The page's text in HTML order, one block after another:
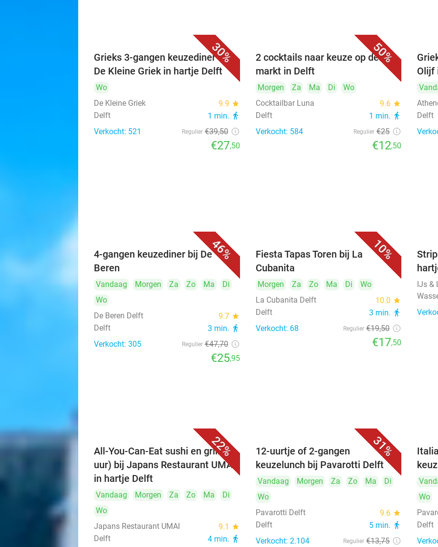
30%
Grieks 3-gangen keuzediner bij
De Kleine Griek in hartje Delft
Wo
De Kleine Griek
9.9 star
Delft 1 min. directions_walk
Verkocht: 521 Regulier €39,50
€27,50
50%
2 cocktails naar keuze op de
markt in Delft
Morgen Za Ma Di
Wo
Cocktailbar Luna
9.6 star
Delft 1 min. directions_walk
Verkocht: 584 Regulier €25
€12,50
Olijf
Delft
46%
4-gangen keuzediner bij De
Beren
Vandaag Morgen Za Zo Ma
Di
Wo
De Beren Delft
9.7 star
Delft 3 min. directions_walk
Verkocht: 305 Regulier €47,70
€25,95
10%
Fiesta Tapas Toren bij La
Cubanita
Morgen Za Zo Ma Di
Wo
La Cubanita Delft
10.0 star
Delft 3 min. directions_walk
Verkocht: 68 Regulier €19,50
€17,50
IJs &
22%
All-You-Can-Eat sushi en grill (3
uur) bij Japans Restaurant UMAI
in hartje Delft
Vandaag Morgen Za Zo Ma
Di
Wo
Japans Restaurant UMAI
9.1 star
Delft 4 min. directions_walk
31%
12-uurtje of 2-gangen
keuzelunch bij Pavarotti Delft
Vandaag Morgen Za Zo Ma
Di
Wo
Pavarotti Delft
9.6 star
Delft 5 min. directions_walk
Verkocht: 2.104 Regulier €13,75
Wo
Delft